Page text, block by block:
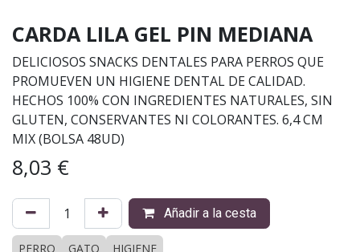
CARDA LILA GEL PIN MEDIANA
DELICIOSOS SNACKS DENTALES PARA PERROS QUE
PROMUEVEN UN HIGIENE DENTAL DE CALIDAD.
HECHOS 100% CON INGREDIENTES NATURALES, SIN
GLUTEN, CONSERVANTES NI COLORANTES. 6,4 CM
MIX (BOLSA 48UD)
8,03 €
Añadir a la cesta
PERRO GATO HIGIENE